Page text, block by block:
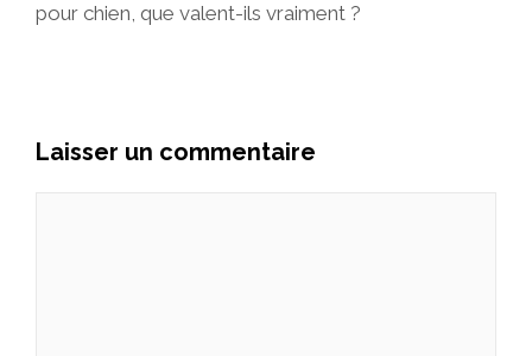
pour chien, que valent-ils vraiment ?
Laisser un commentaire